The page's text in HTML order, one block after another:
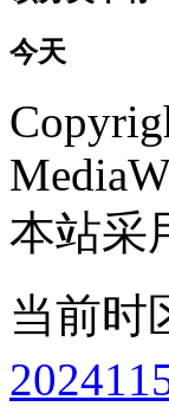
今天
本站采
当前时